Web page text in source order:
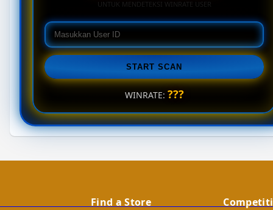
UNTUK MENDETEKSI WINRATE USER
START SCAN
WINRATE: ???
Find a Store